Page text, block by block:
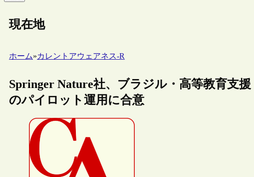
現在地
ホーム»カレントアウェアネス-R
Springer Nature社、ブラジル・高等教育支
のパイロット運用に合意